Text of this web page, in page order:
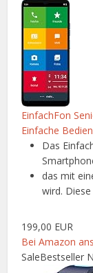
EinfachFon
Einfache
Das
das mit
wird.
199,00 EUR
Bei Amazon
SaleBestseller